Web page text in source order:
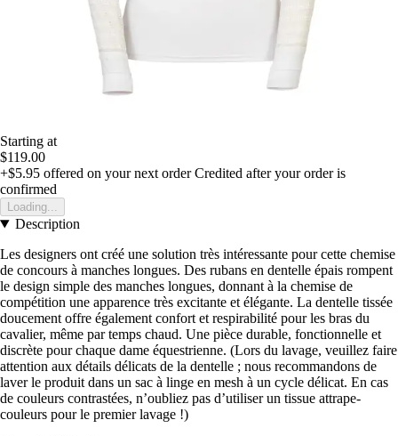
Starting at
$119.00
+$5.95 offered on your next order Credited after your order is
confirmed
Loading...
Description
Les designers ont créé une solution très intéressante pour cette chemise
de concours à manches longues. Des rubans en dentelle épais rompent
le design simple des manches longues, donnant à la chemise de
compétition une apparence très excitante et élégante. La dentelle tissée
doucement offre également confort et respirabilité pour les bras du
cavalier, même par temps chaud. Une pièce durable, fonctionnelle et
discrète pour chaque dame équestrienne. (Lors du lavage, veuillez faire
attention aux détails délicats de la dentelle ; nous recommandons de
laver le produit dans un sac à linge en mesh à un cycle délicat. En cas
de couleurs contrastées, n’oubliez pas d’utiliser un tissue attrape-
couleurs pour le premier lavage !)